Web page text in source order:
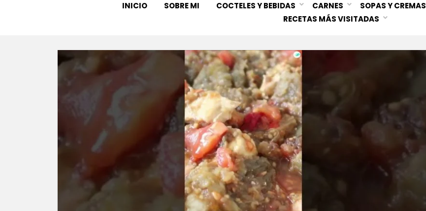
INICIO SOBRE MI COCTELES Y BEBIDAS CARNES SOPAS Y CREMAS
RECETAS MÁS VISITADAS